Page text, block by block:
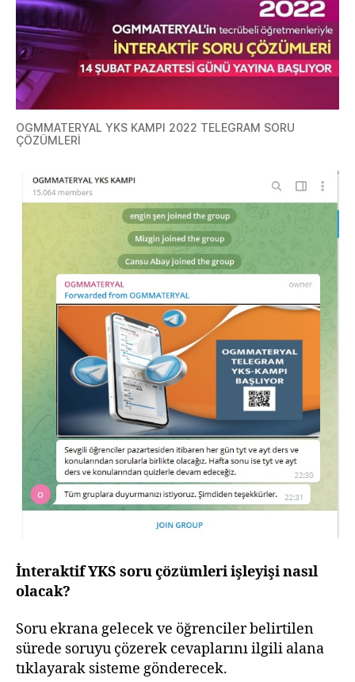
OGMMATERYAL YKS KAMPI 2022 TELEGRAM SORU
ÇÖZÜMLERİ
İnteraktif YKS soru çözümleri işleyişi nasıl
olacak?
Soru ekrana gelecek ve öğrenciler belirtilen
sürede soruyu çözerek cevaplarını ilgili alana
tıklayarak sisteme gönderecek.